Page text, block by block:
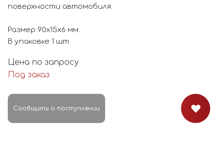
поверхности автомобиля.
Размер 90х15х6 мм.
В упаковке 1 шт.
Цена по запросу
Под заказ
Сообщить о поступлении